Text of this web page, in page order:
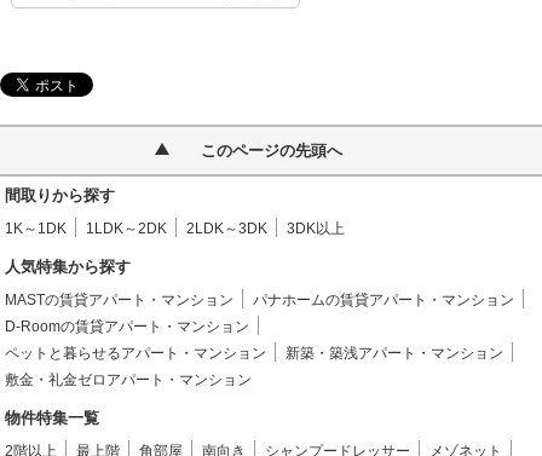
このページの先頭へ
間取りから探す
1K～1DK 1LDK～2DK 2LDK～3DK 3DK以上
人気特集から探す
MASTの賃貸アパート・マンション
パナホームの賃貸アパート・マンション
D-Roomの賃貸アパート・マンション
ペットと暮らせるアパート・マンション
新築・築浅アパート・マンション
敷金・礼金ゼロアパート・マンション
物件特集一覧
2階以上 最上階 角部屋 南向き シャンプードレッサー
メゾネット